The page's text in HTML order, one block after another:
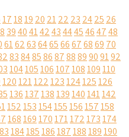
171819 20 2122 23 2425 26
39404142434445464748
616263646566676869 70
83848586878889909192
104105106107108109110
120121122123124125126
136137138139140141142
152153154155156157158
168169170171172173174
184185186187188189190